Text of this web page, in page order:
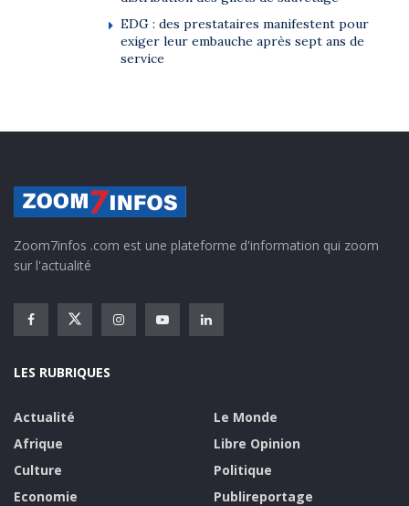
EDG : des prestataires manifestent pour
exiger leur embauche après sept ans de
service
Zoom7infos .com est une plateforme d'information qui zoom
sur l'actualité
LES RUBRIQUES
Actualité
Afrique
Culture
Economie
Le Monde
Libre Opinion
Politique
Publireportage